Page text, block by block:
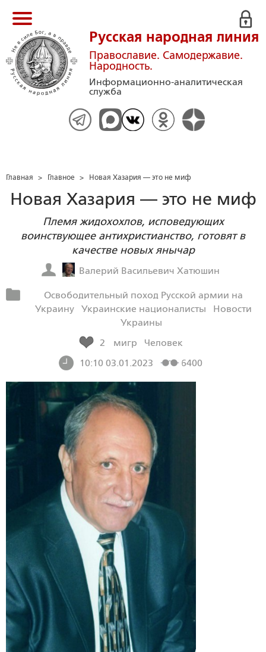
Русская народная линия
Православие. Самодержавие.
Народность.
Информационно-аналитическая
служба
Главная > Главное > Новая Хазария — это не миф
Новая Хазария — это не миф
Племя жидохохлов, исповедующих
воинствующее антихристианство, готовят в
качестве новых янычар
Валерий Васильевич Хатюшин
Освободительный поход Русской армии на
Украину
Украинские националисты
Новости
Украины
2
мигр
Человек
10:10 03.01.2023
6400